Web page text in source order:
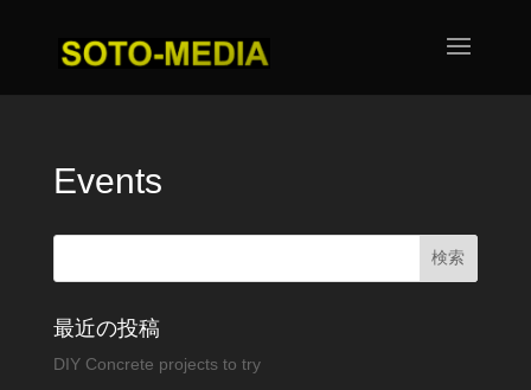
Events
最近の投稿
DIY Concrete projects to try